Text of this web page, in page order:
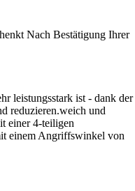
Nach Bestätigung Ihrer
leistungsstark ist - dank der
reduzieren.weich und
einer 4-teiligen
einem Angriffswinkel von